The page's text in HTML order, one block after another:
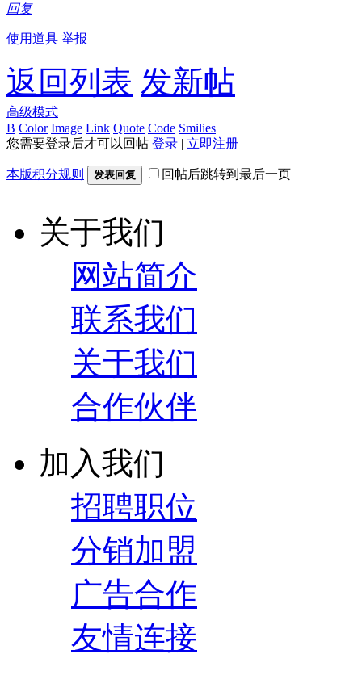
回复
使用道具 举报
返回列表 发新帖
高级模式
B Color Image Link Quote Code Smilies
您需要登录后才可以回帖 登录 | 立即注册
本版积分规则 发表回复 回帖后跳转到最后一页
关于我们
网站简介
联系我们
关于我们
合作伙伴
加入我们
招聘职位
分销加盟
广告合作
友情连接